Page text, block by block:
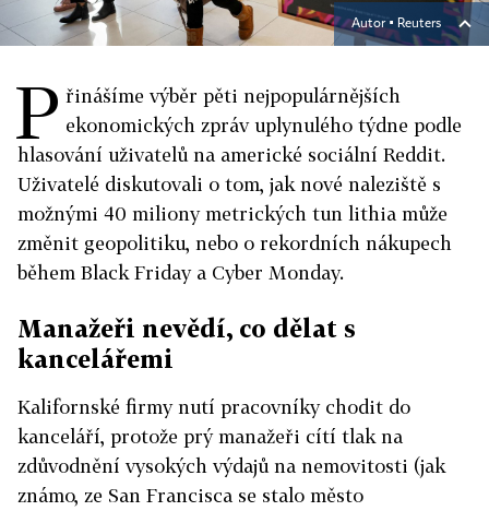
Autor ▪ Reuters
P řinášíme výběr pěti nejpopulárnějších
ekonomických zpráv uplynulého týdne podle
hlasování uživatelů na americké sociální Reddit.
Uživatelé diskutovali o tom, jak nové naleziště s
možnými 40 miliony metrických tun lithia může
změnit geopolitiku, nebo o rekordních nákupech
během Black Friday a Cyber Monday.
Manažeři nevědí, co dělat s
kancelářemi
Kalifornské firmy nutí pracovníky chodit do
kanceláří, protože prý manažeři cítí tlak na
zdůvodnění vysokých výdajů na nemovitosti (jak
známo, ze San Francisca se stalo město